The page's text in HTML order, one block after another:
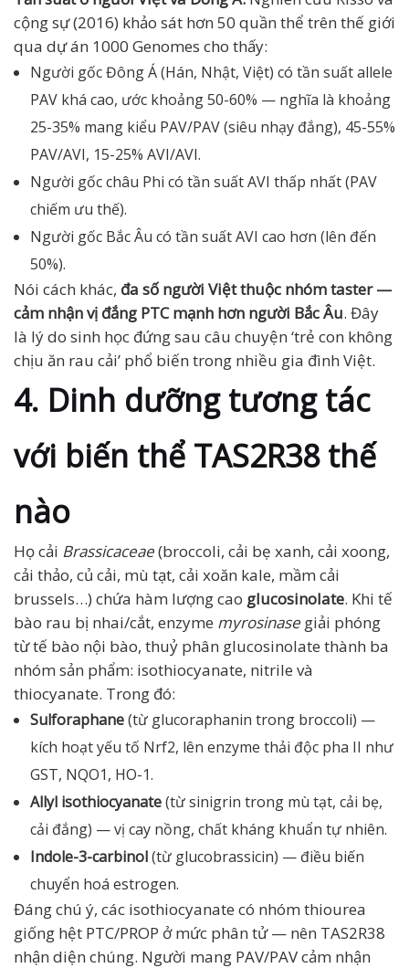
cộng sự (2016) khảo sát hơn 50 quần thể trên thế giới
qua dự án 1000 Genomes cho thấy:
Người gốc Đông Á (Hán, Nhật, Việt) có tần suất allele
PAV khá cao, ước khoảng 50-60% — nghĩa là khoảng
25-35% mang kiểu PAV/PAV (siêu nhạy đắng), 45-55%
PAV/AVI, 15-25% AVI/AVI.
Người gốc châu Phi có tần suất AVI thấp nhất (PAV
chiếm ưu thế).
Người gốc Bắc Âu có tần suất AVI cao hơn (lên đến
50%).
Nói cách khác, đa số người Việt thuộc nhóm taster —
cảm nhận vị đắng PTC mạnh hơn người Bắc Âu. Đây
là lý do sinh học đứng sau câu chuyện ‘trẻ con không
chịu ăn rau cải’ phổ biến trong nhiều gia đình Việt.
4. Dinh dưỡng tương tác
với biến thể TAS2R38 thế
nào
Họ cải Brassicaceae(broccoli, cải bẹ xanh, cải xoong,
cải thảo, củ cải, mù tạt, cải xoăn kale, mầm cải
brussels…) chứa hàm lượng cao glucosinolate. Khi tế
bào rau bị nhai/cắt, enzyme myrosinase giải phóng
từ tế bào nội bào, thuỷ phân glucosinolate thành ba
nhóm sản phẩm: isothiocyanate, nitrile và
thiocyanate. Trong đó:
Sulforaphane(từ glucoraphanin trong broccoli) —
kích hoạt yếu tố Nrf2, lên enzyme thải độc pha II như
GST, NQO1, HO-1.
Allyl isothiocyanate(từ sinigrin trong mù tạt, cải bẹ,
cải đắng) — vị cay nồng, chất kháng khuẩn tự nhiên.
Indole-3-carbinol(từ glucobrassicin) — điều biến
chuyển hoá estrogen.
Đáng chú ý, các isothiocyanate có nhóm thiourea
giống hệt PTC/PROP ở mức phân tử — nên TAS2R38
nhận diện chúng. Người mang PAV/PAV cảm nhận